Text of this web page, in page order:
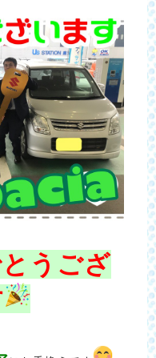
うござ